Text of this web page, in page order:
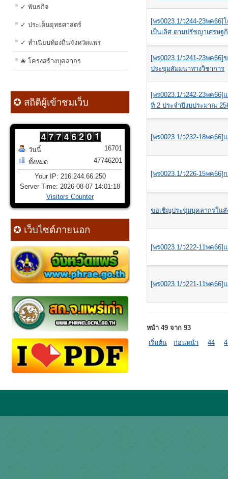
✓ พันธกิจ
✓ ประเด็นยุทธศาสตร์
✓ ทำเนียบท้องถิ่นจังหวัดแพร่
❀ โครงสร้างบุคลากร
✪ สถิติผู้เข้าชมเว็บ
วันนี้
ทั้งหมด
16701
47746201
Your IP: 216.244.66.250
Server Time: 2026-08-07 14:01:18
Visitors Counter
✪ เว็บไซต์ภายนอก
[พร0023.1/ว244-23พค
เป็นเลิศ ตามปรัชญาเศรษฐ
[พร0023.1/ว241-23พค
ประชุมสัมมนาทางวิชาการ
[พร0023.1/ว242-23พค
ที่ 2 ประจำปีงบประมาณ
[พร0023.1/ว232-18พค
[พร0023.1/ว226-15พค66]
ขอเชิญประชุมบุคลากรใน
[พร0023.1/ว222-11พค
[พร0023.1/ว221-11พค66]
หน้า 49 จาก 93
เริ่มต้น
ก่อนหน้า 44